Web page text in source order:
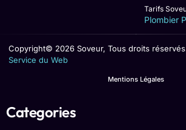
Tarifs
Plombier
Copyright© 2026 Soveur, Tous droits
Service du Web
Mentions Légales
Categories